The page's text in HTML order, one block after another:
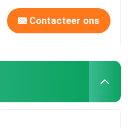
Contacteer ons